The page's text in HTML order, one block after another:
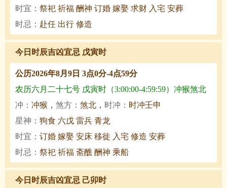
时宜： 祭祀 祈福 酬神 订婚 嫁娶 求财 入宅 安葬
时忌： 赴任 出行 修造
今日时辰吉凶宜忌 戊寅时
公历2026年8月9日 3点0分-4点59分
农历六月二十七号 戊寅时（3:00:00-4:59:59）冲猴煞北
冲： 冲猴， 煞方： 煞北， 时冲： 时冲壬申
星神： 狗食 六戊 雷兵 青龙
时宜： 订婚 嫁娶 安床 移徙 入宅 修造 安葬
时忌： 祭祀 祈福 斋醮 酬神 乘船
今日时辰吉凶宜忌 己卯时